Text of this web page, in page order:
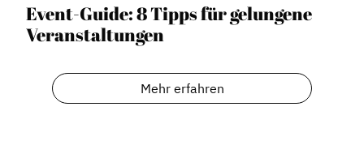
Event-Guide: 8 Tipps für gelungene
Veranstaltungen
Mehr erfahren